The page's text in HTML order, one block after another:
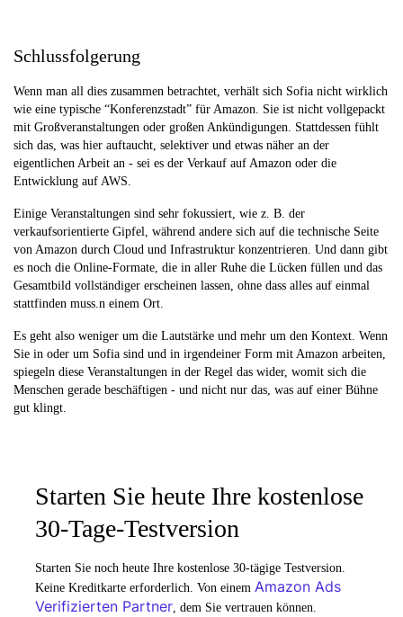
Schlussfolgerung
Wenn man all dies zusammen betrachtet, verhält sich Sofia nicht wirklich
wie eine typische “Konferenzstadt” für Amazon. Sie ist nicht vollgepackt
mit Großveranstaltungen oder großen Ankündigungen. Stattdessen fühlt
sich das, was hier auftaucht, selektiver und etwas näher an der
eigentlichen Arbeit an - sei es der Verkauf auf Amazon oder die
Entwicklung auf AWS.
Einige Veranstaltungen sind sehr fokussiert, wie z. B. der
verkaufsorientierte Gipfel, während andere sich auf die technische Seite
von Amazon durch Cloud und Infrastruktur konzentrieren. Und dann gibt
es noch die Online-Formate, die in aller Ruhe die Lücken füllen und das
Gesamtbild vollständiger erscheinen lassen, ohne dass alles auf einmal
stattfinden muss.n einem Ort.
Es geht also weniger um die Lautstärke und mehr um den Kontext. Wenn
Sie in oder um Sofia sind und in irgendeiner Form mit Amazon arbeiten,
spiegeln diese Veranstaltungen in der Regel das wider, womit sich die
Menschen gerade beschäftigen - und nicht nur das, was auf einer Bühne
gut klingt.
Starten Sie heute Ihre kostenlose
30-Tage-Testversion
Starten Sie noch heute Ihre kostenlose 30-tägige Testversion.
Keine Kreditkarte erforderlich. Von einem Amazon Ads
Verifizierten Partner, dem Sie vertrauen können.